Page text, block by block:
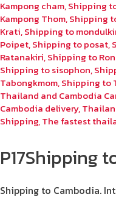
Kampong cham,Shipping
Kampong Thom,Shipping
Krati,Shipping to
Poipet,Shipping to posat,
Ratanakiri,Shipping to
Shipping to sisophon,
Tabongkmom,Shipping to
Thailand and Cambodia
Cambodia delivery,
Shipping,The fastest
P17Shipping
Shipping to Cambodia.